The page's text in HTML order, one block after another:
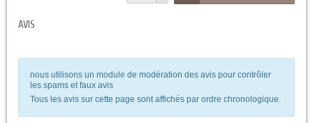
AVIS
nous utilisons un module de modération des avis pour contrôler
les spams et faux avis
Tous les avis sur cette page sont affichés par ordre chronologique.